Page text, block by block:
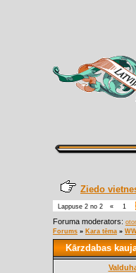
Ziedo
Lappuse 2 no 2 « 1
Foruma moderators:
Forums » Kara tēma »
Kārzdabas